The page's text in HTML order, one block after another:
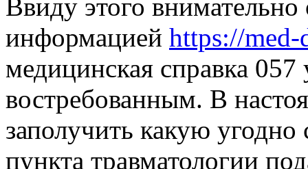
Ввиду этого внимательно
информацией https://med-
медицинская справка
востребованным. В
заполучить какую
пункта травматологии